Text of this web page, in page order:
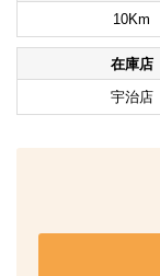
10Km
在庫店
宇治店